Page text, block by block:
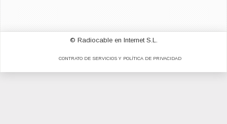
© Radiocable en Internet S.L.
CONTRATO DE SERVICIOS Y POLÍTICA DE PRIVACIDAD